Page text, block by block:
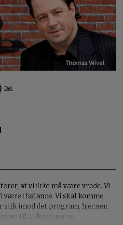
Del
at vi ikke må være vrede. Vi
være i balance. Vi skal komme
stik imod det program, hjernen
til at forsvare os.